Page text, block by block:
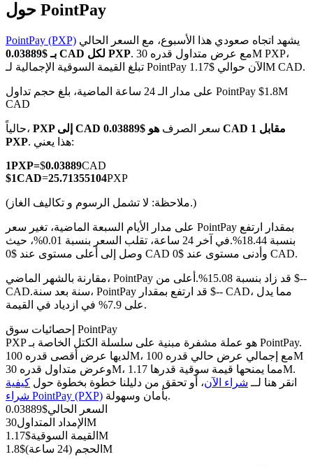
العقود الآجلة لـ COIN-M
العقود الآجلة للعملات المشفرة
TradFi
مشتقات الأسهم والعملات الأجنبية والمعادن الثمينة والسلع
العقود الآجلة USDC
نسخ التداول
حول PointPay
PointPay (PXP) يشهد اتجاه صعودي هذا الأسبوع، مع السعر الحالي
بـ $0.03889 CAD لكل PXP. مع عرض متداول قدره 30M PXP،
تبلغ القيمة السوقية الإجمالية لـ PointPay الآن حوالي $1.17M CAD.
على مدار الـ 24 ساعة الماضية، بلغ حجم تداول PointPay $1.8M
CAD
حالياً، PXP إلى CAD سعر الصرف
هو $0.03889 CAD مقابل 1
PXP
. هذا يعني:
1PXP=$0.03889CAD
$1CAD=25.71355104PXP
(ملاحظة: لا تشمل الرسوم و تكاليف الغاز.)
على مدار الأيام السبعة الماضية، تغير سعر PointPay بمقدار ارتفع
بنسبة 18.44%.
في آخر 24 ساعة، تقلب السعر بنسبة 0.01%، حيث
وصل إلى أعلى مستوى عند $0 CAD وأدنى مستوى عند $0 CAD.
مقارنة بالشهر الماضي، PointPay قد زاد بنسبة 15.08%.أعلى من $--
CAD.سنة بعد سنة، PointPay قد ارتفع بمقدار $-- CAD، مما يدل
على 7.9% في ازدياد في القيمة.
إحصائيات سوق PointPay
PXP هو عملة مشفرة مبنية على سلسلة الكتل الخاصة بـ PointPay.
لديها عرض أقصى قدره 100M، مع إجمالي عرض حالي قدره 100M
وعرض متداول قدره 30M، مما يمنحها قيمة سوقية قدرها 1.17M.
انقر هنا لــ شراء الآن، أو تحقق من دليلنا خطوة بخطوة حول كيفية
شراء PointPay (PXP)
بأمان وسهولة.
السعر الحالي$
0.03889
الإمداد المتداول 30M
القيمة السوقية$
1.17M
الحجم (24 ساعة)
$ 1.8M